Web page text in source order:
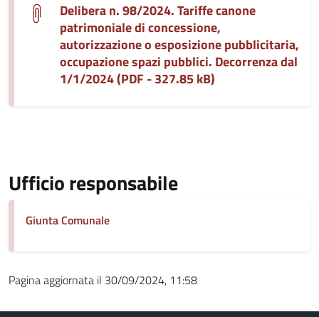
Delibera n. 98/2024. Tariffe canone
patrimoniale di concessione,
autorizzazione o esposizione pubblicitaria,
occupazione spazi pubblici. Decorrenza dal
1/1/2024 (PDF - 327.85 kB)
Ufficio responsabile
Giunta Comunale
Pagina aggiornata il 30/09/2024, 11:58